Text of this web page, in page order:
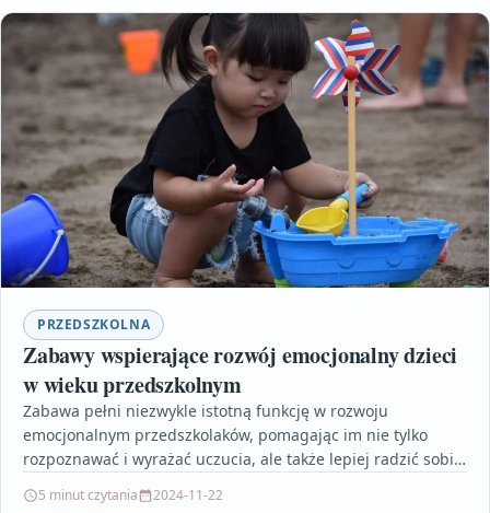
PRZEDSZKOLNA
Zabawy wspierające rozwój emocjonalny dzieci
w wieku przedszkolnym
Zabawa pełni niezwykle istotną funkcję w rozwoju
emocjonalnym przedszkolaków, pomagając im nie tylko
rozpoznawać i wyrażać uczucia, ale także lepiej radzić sobie
5 minut czytania 2024-11-22